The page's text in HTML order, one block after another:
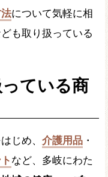
について気軽に相
も取り扱っている
ている商
じめ、 介護用品 ・
など、多岐にわた